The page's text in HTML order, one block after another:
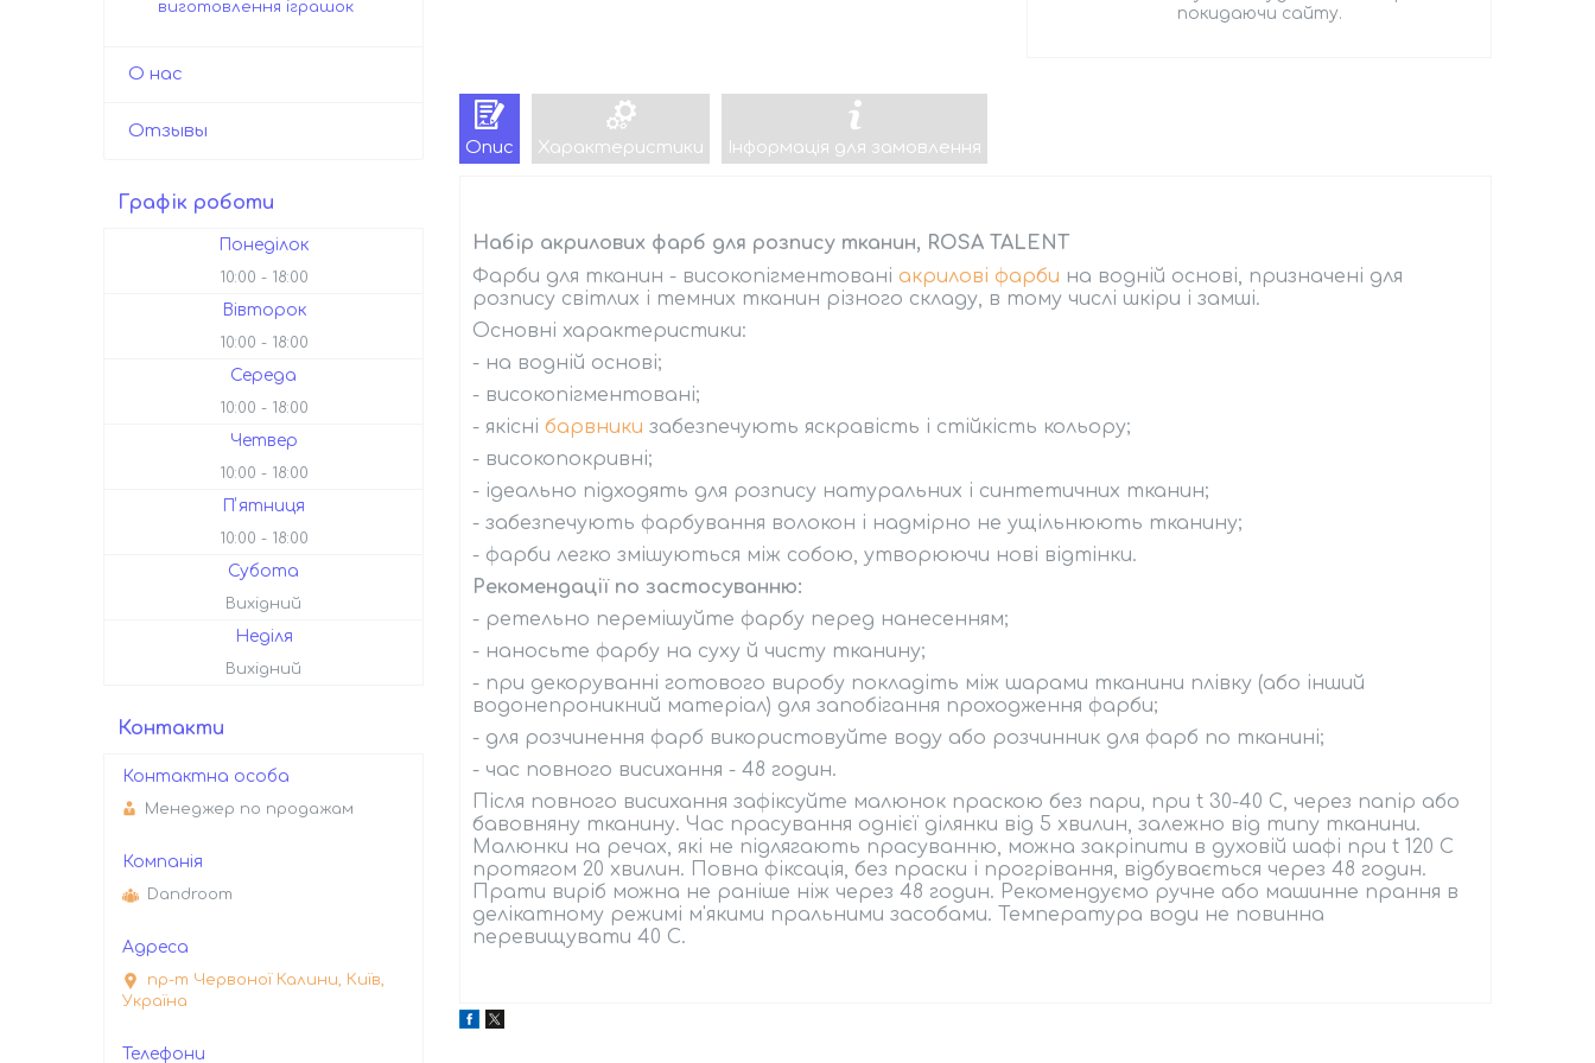
покидаючи сайту.
Опис Характеристики Інформація для замовлення
Набір акрилових фарб для розпису тканин, ROSA TALENT
Фарби для тканин - високопігментовані акрилові фарби на водній основі, призначені для
розпису світлих і темних тканин різного складу, в тому числі шкіри і замші.
Основні характеристики:
- на водній основі;
- високопігментовані;
- якісні барвники забезпечують яскравість і стійкість кольору;
- високопокривні;
- ідеально підходять для розпису натуральних і синтетичних тканин;
- забезпечують фарбування волокон і надмірно не ущільнюють тканину;
- фарби легко змішуються між собою, утворюючи нові відтінки.
Рекомендації по застосуванню:
- ретельно перемішуйте фарбу перед нанесенням;
- наносьте фарбу на суху й чисту тканину;
- при декоруванні готового виробу покладіть між шарами тканини плівку (або інший
водонепроникний матеріал) для запобігання проходження фарби;
- для розчинення фарб використовуйте воду або розчинник для фарб по тканині;
- час повного висихання - 48 годин.
Після повного висихання зафіксуйте малюнок праскою без пари, при t 30-40 С, через папір або
бавовняну тканину. Час прасування однієї ділянки від 5 хвилин, залежно від типу тканини.
Малюнки на речах, які не підлягають прасуванню, можна закріпити в духовій шафі при t 120 С
протягом 20 хвилин. Повна фіксація, без праски і прогрівання, відбувається через 48 годин.
Прати виріб можна не раніше ніж через 48 годин. Рекомендуємо ручне або машинне прання в
делікатному режимі м'якими пральними засобами. Температура води не повинна
перевищувати 40 С.
виготовлення іграшок
О нас
Отзывы
Графік роботи
Понеділок
10:00 18:00
Вівторок
10:00 18:00
Середа
10:00 18:00
Четвер
10:00 18:00
Пʼятниця
10:00 18:00
Субота
Вихідний
Неділя
Вихідний
Контакти
Менеджер по продажам
Dandroom
пр-т Червоної Калини, Київ,
Україна